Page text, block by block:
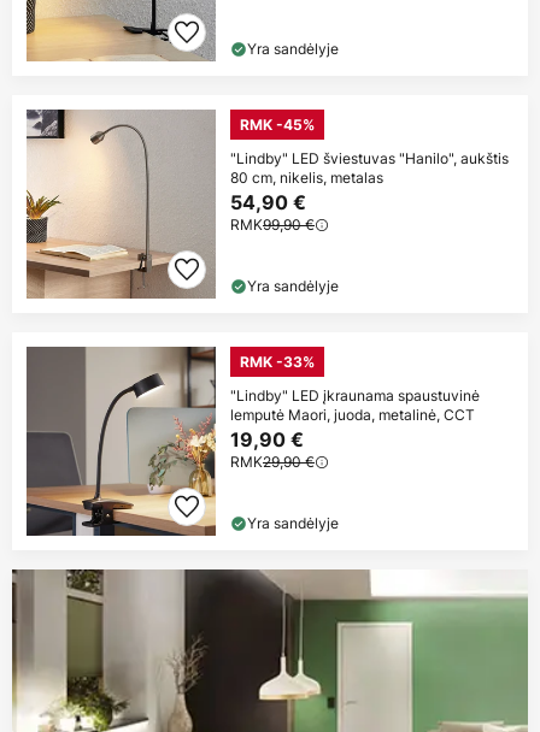
Yra sandėlyje
RMK -45%
"Lindby" LED šviestuvas "Hanilo", aukštis
80 cm, nikelis, metalas
54,90 €
RMK99,90 €
Yra sandėlyje
RMK -33%
"Lindby" LED įkraunama spaustuvinė
lemputė Maori, juoda, metalinė, CCT
19,90 €
RMK29,90 €
Yra sandėlyje